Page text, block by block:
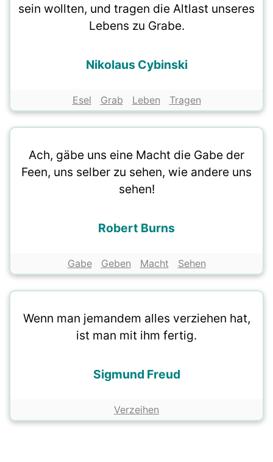
sein wollten, und tragen die Altlast unseres
Lebens zu Grabe.
Nikolaus Cybinski
Esel Grab Leben Tragen
Ach, gäbe uns eine Macht die Gabe der
Feen, uns selber zu sehen, wie andere uns
sehen!
Robert Burns
Gabe Geben Macht Sehen
Wenn man jemandem alles verziehen hat,
ist man mit ihm fertig.
Sigmund Freud
Verzeihen